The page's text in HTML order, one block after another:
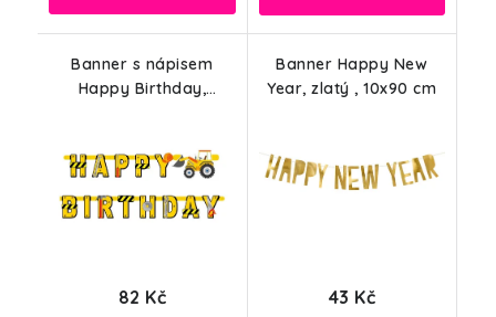
Banner s nápisem
Happy Birthday,
82 Kč
Banner Happy New
Year, zlatý , 10x90 cm
43 Kč